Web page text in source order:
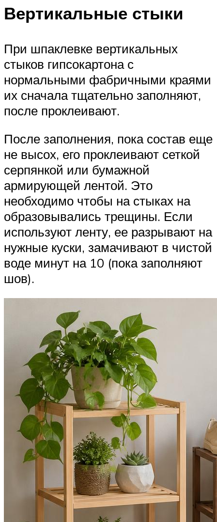
Вертикальные стыки
При шпаклевке вертикальных
стыков гипсокартона с
нормальными фабричными краями
их сначала тщательно заполняют,
после проклеивают.
После заполнения, пока состав еще
не высох, его проклеивают сеткой
серпянкой или бумажной
армирующей лентой. Это
необходимо чтобы на стыках на
образовывались трещины. Если
используют ленту, ее разрывают на
нужные куски, замачивают в чистой
воде минут на 10 (пока заполняют
шов).